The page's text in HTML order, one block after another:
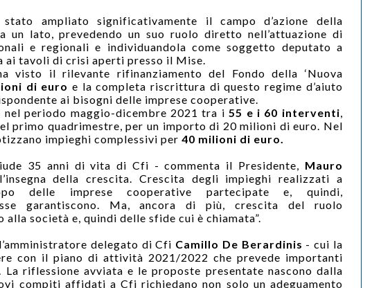
ampliato significativamente il campo d’azione della
un lato, prevedendo un suo ruolo diretto nell’attuazione di
e regionali e individuandola come soggetto deputato a
ai tavoli di crisi aperti presso il Mise.
visto il rilevante rifinanziamento del Fondo della ‘Nuova
di euro e la completa riscrittura di questo regime d’aiuto
ai bisogni delle imprese cooperative.
nel periodo maggio-dicembre 2021 tra i55 e i 60 interventi,
primo quadrimestre, per un importo di 20 milioni di euro. Nel
impieghi complessivi per 40 milioni di euro.
35 anni di vita di Cfi - commenta il Presidente, Mauro
della crescita. Crescita degli impieghi realizzati a
delle imprese cooperative partecipate e, quindi,
garantiscono. Ma, ancora di più, crescita del ruolo
società e, quindi delle sfide cui è chiamata”.
delegato di Cfi Camillo De Berardinis - cui la
con il piano di attività 2021/2022 che prevede importanti
riflessione avviata e le proposte presentate nascono dalla
compiti affidati a Cfi richiedano non solo un adeguamento